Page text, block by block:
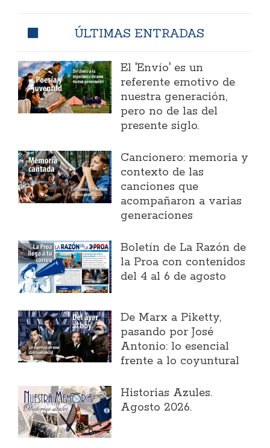
ÚLTIMAS ENTRADAS
El 'Envío' es un
referente emotivo de
nuestra generación,
pero no de las del
presente siglo.
Cancionero: memoria y
contexto de las
canciones que
acompañaron a varias
generaciones
Boletín de La Razón de
la Proa con contenidos
del 4 al 6 de agosto
​De Marx a Piketty,
pasando por José
Antonio: lo esencial
frente a lo coyuntural
Historias Azules.
Agosto 2026.